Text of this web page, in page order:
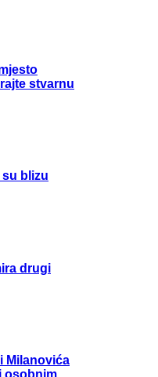
stvarnu
blizu
drugi
Milanovića